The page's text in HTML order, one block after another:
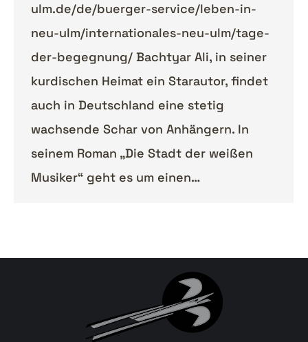
ulm.de/de/buerger-service/leben-in-
neu-ulm/internationales-neu-ulm/tage-
der-begegnung/ Bachtyar Ali, in seiner
kurdischen Heimat ein Starautor, findet
auch in Deutschland eine stetig
wachsende Schar von Anhängern. In
seinem Roman „Die Stadt der weißen
Musiker“ geht es um einen…